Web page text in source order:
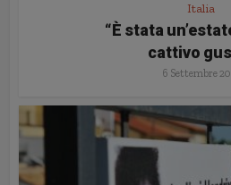
Italia
“È stata
cattivo
6 Settembre